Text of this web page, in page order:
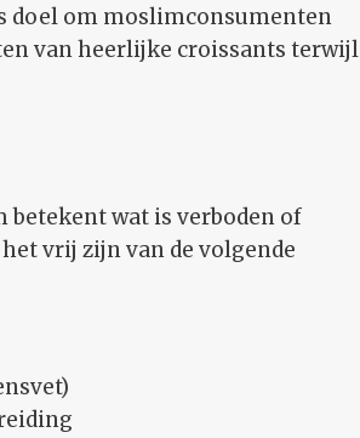
doel om moslimconsumenten
van heerlijke croissants terwijl
betekent wat is verboden of
vrij zijn van de volgende